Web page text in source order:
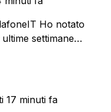
Ho notato
settimane…
17 minuti fa